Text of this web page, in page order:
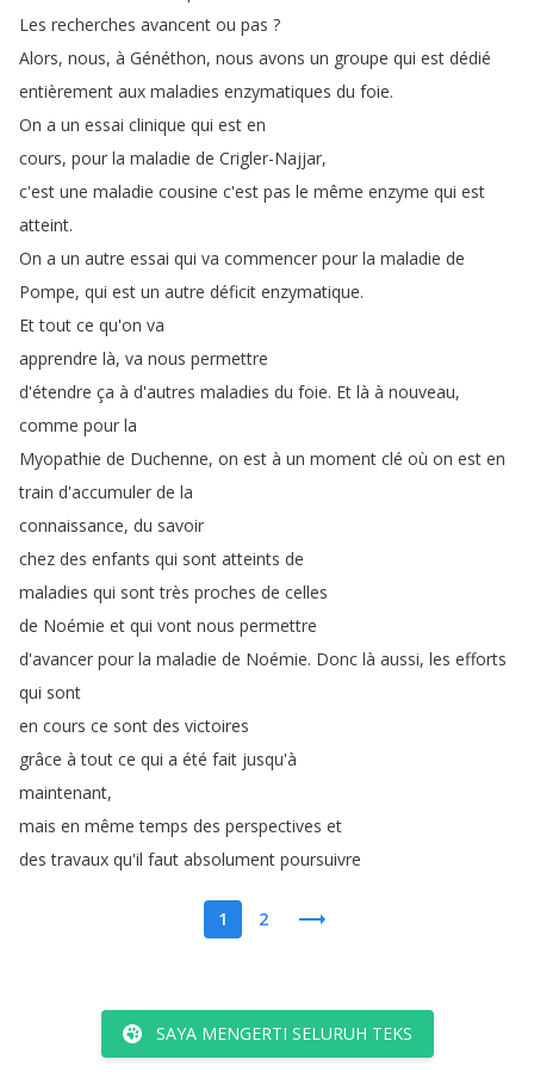
Les recherches avancent ou pas ?
Alors, nous, à Généthon, nous avons un groupe qui est dédié
entièrement aux maladies enzymatiques du foie.
On a un essai clinique qui est en
cours, pour la maladie de Crigler-Najjar,
c'est une maladie cousine c'est pas le même enzyme qui est
atteint.
On a un autre essai qui va commencer pour la maladie de
Pompe, qui est un autre déficit enzymatique.
Et tout ce qu'on va
apprendre là, va nous permettre
d'étendre ça à d'autres maladies du foie. Et là à nouveau,
comme pour la
Myopathie de Duchenne, on est à un moment clé où on est en
train d'accumuler de la
connaissance, du savoir
chez des enfants qui sont atteints de
maladies qui sont très proches de celles
de Noémie et qui vont nous permettre
d'avancer pour la maladie de Noémie. Donc là aussi, les efforts
qui sont
en cours ce sont des victoires
grâce à tout ce qui a été fait jusqu'à
maintenant,
mais en même temps des perspectives et
des travaux qu'il faut absolument poursuivre
1 2
SAYA MENGERTI SELURUH TEKS